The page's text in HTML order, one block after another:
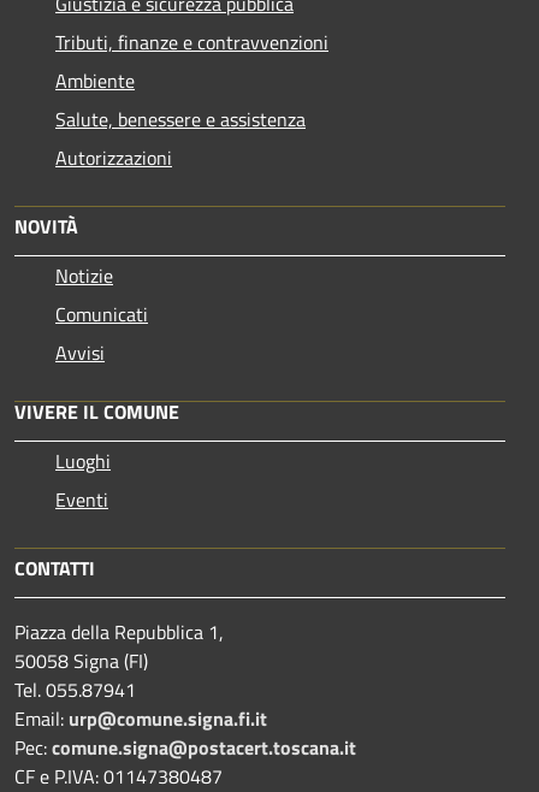
Tributi, finanze e contravvenzioni
Ambiente
Salute, benessere e assistenza
Autorizzazioni
NOVITÀ
Notizie
Comunicati
Avvisi
VIVERE IL COMUNE
Luoghi
Eventi
CONTATTI
Piazza della Repubblica 1,
50058 Signa (FI)
Tel. 055.87941
Email: urp@comune.signa.fi.it
Pec:comune.signa@postacert.toscana.it
CF e P.IVA: 01147380487